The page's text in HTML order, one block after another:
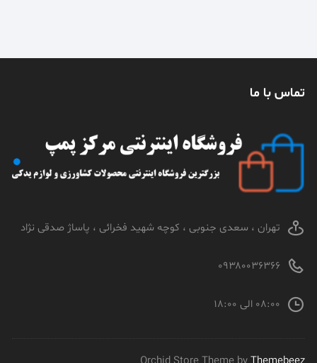
تماس با ما
تهران ، سعدی جنوبی ، کوچه شهید فخرائی ، پاساژ صدقی نژاد
۰۹۳۸۰۰۳۶۳۶۶
۰۸:۰۰ الی ۱۸:۰۰